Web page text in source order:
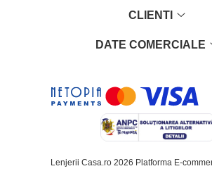
CLIENTI
DATE COMERCIALE
Lenjerii Casa.ro 2026 Platforma E-